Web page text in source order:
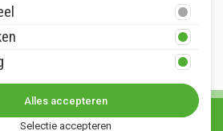
voorbehouden Postmus.nl - Het buitenleven •
Selectie accepteren
Alles accepteren